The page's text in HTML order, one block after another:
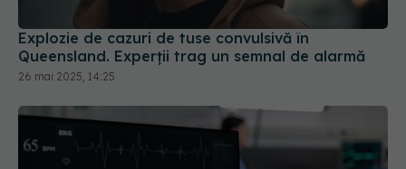
Explozie de cazuri de tuse convulsivă în
Queensland. Experții trag un semnal de alarmă
26 mai 2025, 14:25